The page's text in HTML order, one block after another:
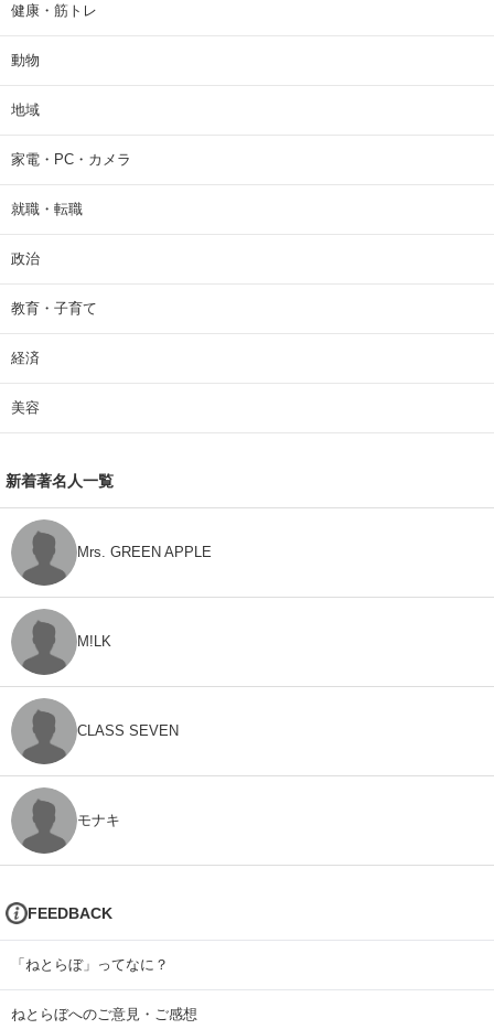
健康・筋トレ
動物
地域
家電・PC・カメラ
就職・転職
政治
教育・子育て
経済
美容
新着著名人一覧
Mrs. GREEN APPLE
M!LK
CLASS SEVEN
モナキ
FEEDBACK
「ねとらぼ」ってなに？
ねとらぼへのご意見・ご感想